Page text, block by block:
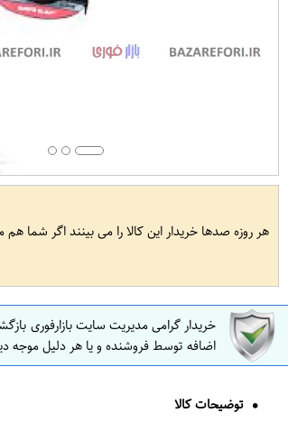
هر روزه صدها خریدار این کالا را می بینند اگر شما هم
خریدار گرامی مدیریت سایت بازارفوری
اضافه توسط فروشنده و یا هر دلیل موجه
توضیحات کالا